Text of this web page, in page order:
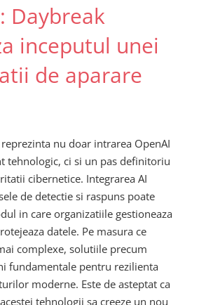
Daybreak
inceputul unei
de aparare
nu doar intrarea OpenAI
tehnologic, ci si un pas definitoriu
cibernetice. Integrarea AI
de detectie si raspuns poate
in care organizatiile gestioneaza
datele. Pe masura ce
complexe, solutiile precum
fundamentale pentru rezilienta
moderne. Este de asteptat ca
tehnologii sa creeze un nou